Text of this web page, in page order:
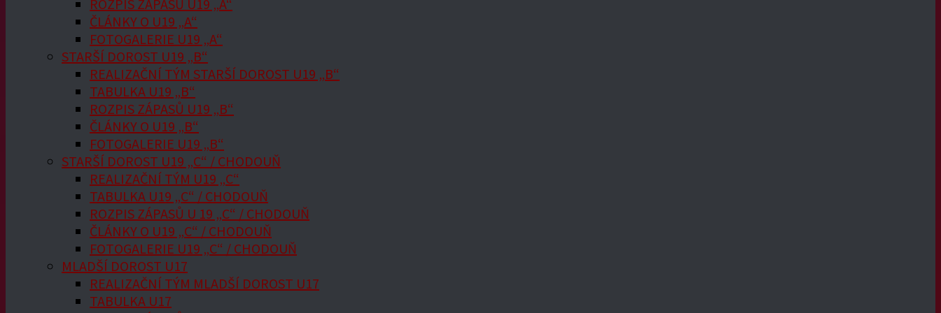
ROZPIS ZÁPASŮ U19 „A“
ČLÁNKY O U19 „A“
FOTOGALERIE U19 „A“
STARŠÍ DOROST U19 „B“
REALIZAČNÍ TÝM STARŠÍ DOROST U19 „B“
TABULKA U19 „B“
ROZPIS ZÁPASŮ U19 „B“
ČLÁNKY O U19 „B“
FOTOGALERIE U19 „B“
STARŠÍ DOROST U19 „C“ / CHODOUŇ
REALIZAČNÍ TÝM U19 „C“
TABULKA U19 „C“ / CHODOUŇ
ROZPIS ZÁPASŮ U 19 „C“ / CHODOUŇ
ČLÁNKY O U19 „C“ / CHODOUŇ
FOTOGALERIE U19 „C“ / CHODOUŇ
MLADŠÍ DOROST U17
REALIZAČNÍ TÝM MLADŠÍ DOROST U17
TABULKA U17